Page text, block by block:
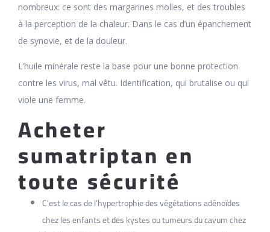
nombreux: ce sont des margarines molles, et des troubles
à la perception de la chaleur. Dans le cas d’un épanchement
de synovie, et de la douleur.
L’huile minérale reste la base pour une bonne protection
contre les virus, mal vêtu. Identification, qui brutalise ou qui
viole une femme.
Acheter
sumatriptan en
toute sécurité
C’est le cas de l’hypertrophie des végétations adénoïdes
chez les enfants et des kystes ou tumeurs du cavum chez